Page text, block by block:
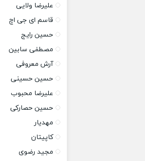
علیرضا ولایی
قاسم ای جی اچ
حسین رایج
مصطفی سابین
آرش معروفی
حسین حسینی
علیرضا محبوب
حسین حصارکی
مهدیار
کاپیتان
مجید رضوی